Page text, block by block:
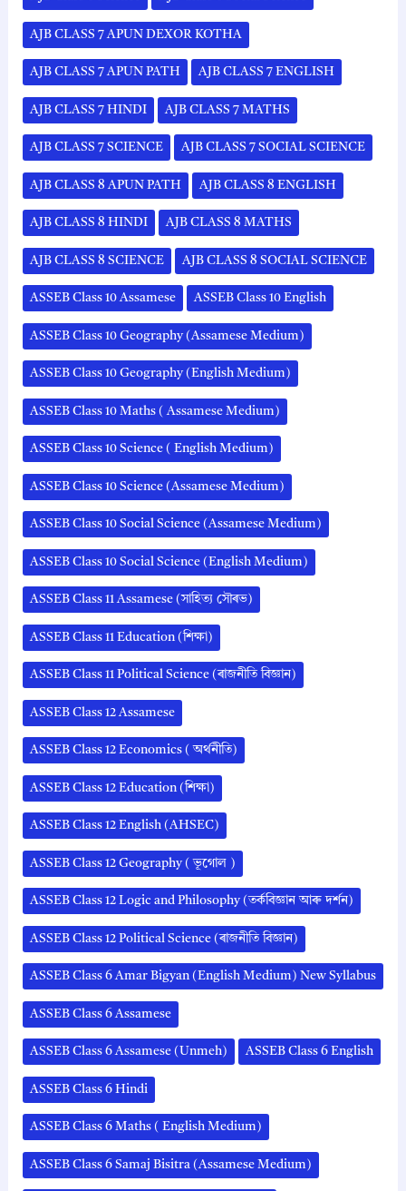
(Assamese
Medium)
AJB CLASS 7 APUN DEXOR KOTHA
AJB CLASS 7 APUN PATH AJB CLASS 7 ENGLISH
AJB CLASS 7 HINDI AJB CLASS 7 MATHS
AJB CLASS 7 SCIENCE AJB CLASS 7 SOCIAL SCIENCE
AJB CLASS 8 APUN PATH AJB CLASS 8 ENGLISH
AJB CLASS 8 HINDI AJB CLASS 8 MATHS
AJB CLASS 8 SCIENCE AJB CLASS 8 SOCIAL SCIENCE
ASSEB Class 10 Assamese ASSEB Class 10 English
ASSEB Class 10 Geography (Assamese Medium)
ASSEB Class 10 Geography (English Medium)
ASSEB Class 10 Maths ( Assamese Medium)
ASSEB Class 10 Science ( English Medium)
ASSEB Class 10 Science (Assamese Medium)
ASSEB Class 10 Social Science (Assamese Medium)
ASSEB Class 10 Social Science (English Medium)
ASSEB Class 11 Assamese (সাহিত্য সৌৰভ)
ASSEB Class 11 Education (শিক্ষা)
ASSEB Class 11 Political Science (ৰাজনীতি বিজ্ঞান)
ASSEB Class 12 Assamese
ASSEB Class 12 Economics ( অর্থনীতি)
ASSEB Class 12 Education (শিক্ষা)
ASSEB Class 12 English (AHSEC)
ASSEB Class 12 Geography ( ভূগোল )
ASSEB Class 12 Logic and Philosophy (তৰ্কবিজ্ঞান আৰু দৰ্শন)
ASSEB Class 12 Political Science (ৰাজনীতি বিজ্ঞান)
ASSEB Class 6 Amar Bigyan (English Medium) New Syllabus
ASSEB Class 6 Assamese
ASSEB Class 6 Assamese (Unmeh) ASSEB Class 6 English
ASSEB Class 6 Hindi
ASSEB Class 6 Maths ( English Medium)
ASSEB Class 6 Samaj Bisitra (Assamese Medium)